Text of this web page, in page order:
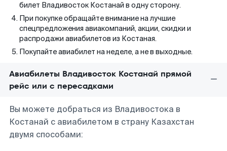
билет Владивосток Костанай в одну сторону.
При покупке обращайте внимание на лучшие
спецпредложения авиакомпаний, акции, скидки и
распродажи авиабилетов из Костаная.
Покупайте авиабилет на неделе, а не в выходные.
Авиабилеты Владивосток Костанай прямой
рейс или с пересадками
Вы можете добраться из Владивостока в
Костанай с авиабилетом в страну Казахстан
двумя способами: